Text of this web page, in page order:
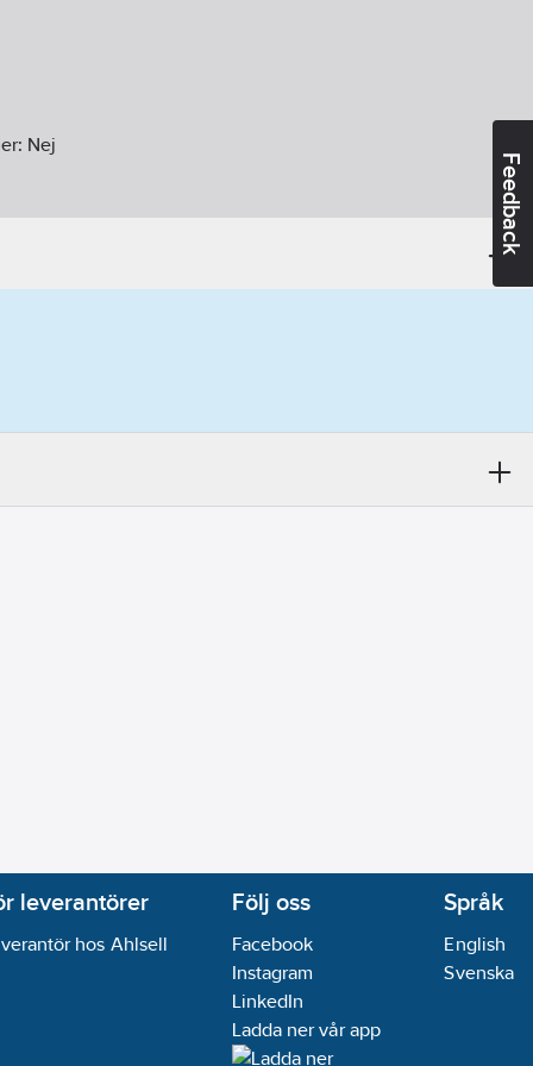
Feedback
Nej
leverantörer
hos Ahlsell
Följ oss
Facebook
Instagram
LinkedIn
Ladda ner vår app
Språk
English
Svenska